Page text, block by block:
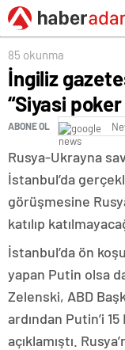
85 okunma
İngiliz
“Siyasi
ABONE OL
Rusya-Ukrayna
İstanbul’da
görüşmesine
katılıp
İstanbul’da ön
yapan Putin olsa
Zelenski, ABD
ardından Putin’i
açıklamıştı.